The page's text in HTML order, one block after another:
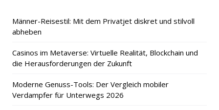
Männer-Reisestil: Mit dem Privatjet diskret und stilvoll
abheben
Casinos im Metaverse: Virtuelle Realität, Blockchain und
die Herausforderungen der Zukunft
Moderne Genuss-Tools: Der Vergleich mobiler
Verdampfer für Unterwegs 2026